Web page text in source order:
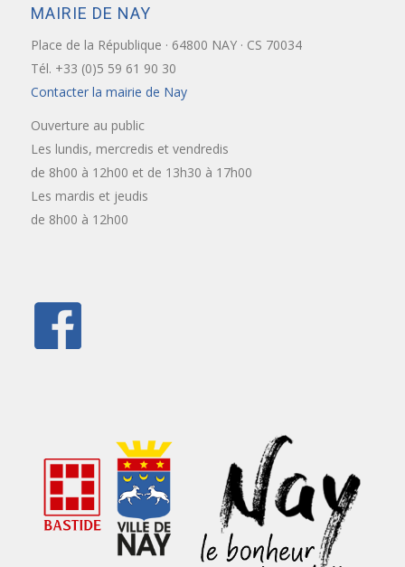
MAIRIE DE NAY
Place de la République · 64800 NAY · CS 70034
Tél. +33 (0)5 59 61 90 30
Contacter la mairie de Nay
Ouverture au public
Les lundis, mercredis et vendredis
de 8h00 à 12h00 et de 13h30 à 17h00
Les mardis et jeudis
de 8h00 à 12h00